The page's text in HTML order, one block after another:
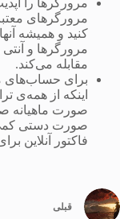
مرورگرهای
کنید و همیشه
مرورگرها و
مقابله می‌کند.
برای حساب‌های
اینکه از همه‌ی
صورت ماهیانه
صورت دستی کمی
فاکتور آنلاین
قبلی